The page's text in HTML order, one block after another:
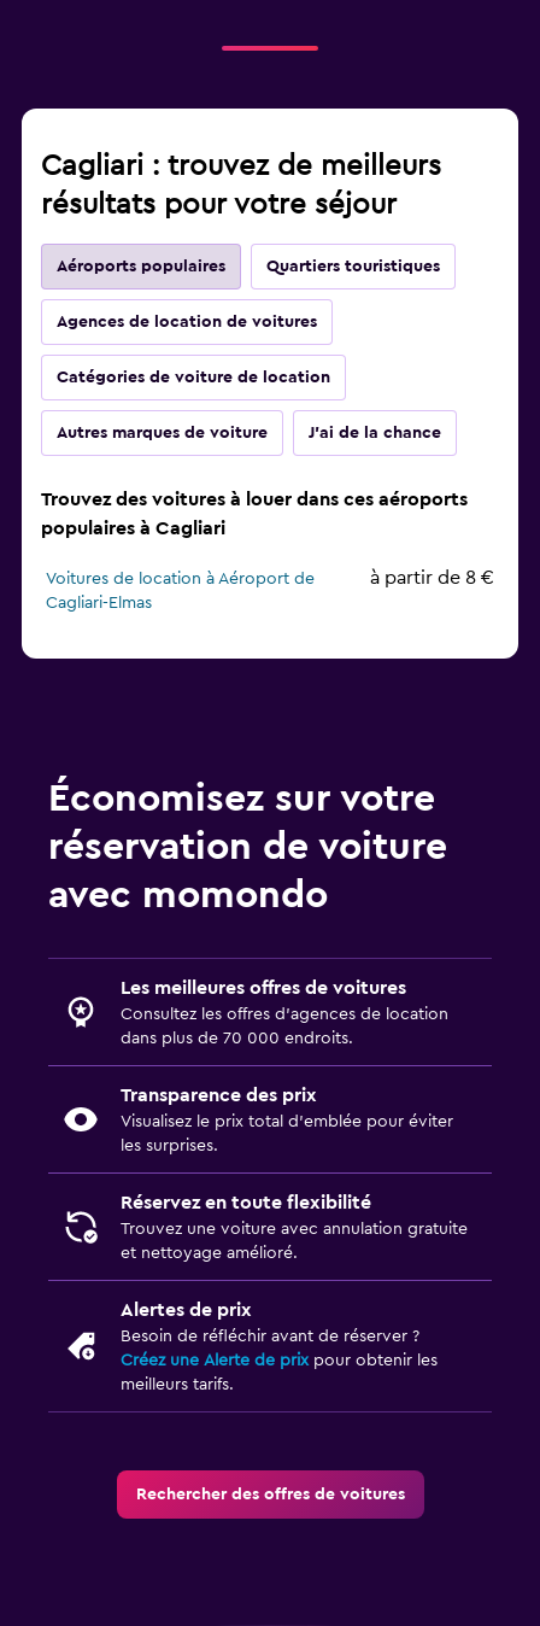
Cagliari : trouvez de meilleurs
résultats pour votre séjour
Aéroports populaires Quartiers touristiques
Agences de location de voitures
Catégories de voiture de location
Autres marques de voiture J'ai de la chance
Trouvez des voitures à louer dans ces aéroports
populaires à Cagliari
Voitures de location à Aéroport de
Cagliari-Elmas
à partir de 8 €
Économisez sur votre
réservation de voiture
avec momondo
Les meilleures offres de voitures
Consultez les offres d’agences de location
dans plus de 70 000 endroits.
Transparence des prix
Visualisez le prix total d’emblée pour éviter
les surprises.
Réservez en toute flexibilité
Trouvez une voiture avec annulation gratuite
et nettoyage amélioré.
Alertes de prix
Besoin de réfléchir avant de réserver ?
Créez une Alerte de prixpour obtenir les
meilleurs tarifs.
Rechercher des offres de voitures